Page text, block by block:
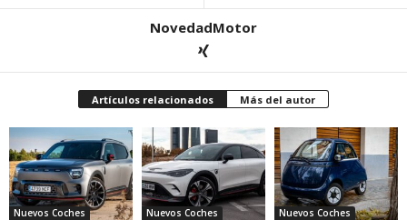
NovedadMotor
Artículos relacionados Más del autor
Nuevos Coches Nuevos Coches Nuevos Coches